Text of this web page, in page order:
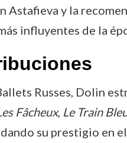
Astafieva y la
influyentes de la
Russes, Dolin
Fâcheux, Le Train
su prestigio en